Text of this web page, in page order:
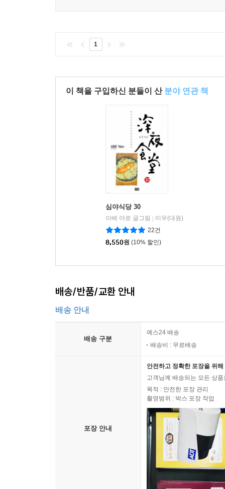
1
이 책을 구입하신 분들이 산 분야 연관 책
심야식당 30
아베 야로 글그림
미우(대원)
22건
8,550원 (10% 할인)
배송/반품/교환 안내
배송 안내
배송 구분
예스24 배송
배송비 : 무료배송
포장 안내
안전하고 정확한 포장을 위
고객님께 배송되는 모든 상
목적 : 안전한 포장 관리
촬영범위 : 박스 포장 작업